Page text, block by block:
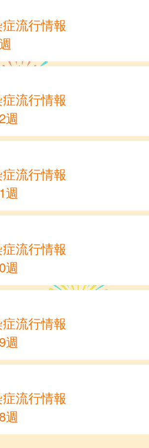
流行情報
流行情報
週
流行情報
週
流行情報
週
流行情報
週
流行情報
週